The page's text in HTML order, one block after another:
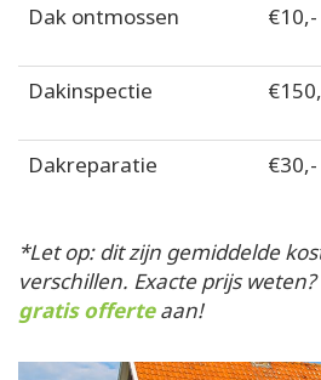
Dak ontmossen
Dakinspectie
Dakreparatie
*Let op: dit zijn gemiddelde
verschillen. Exacte prijs
gratis offerteaan!